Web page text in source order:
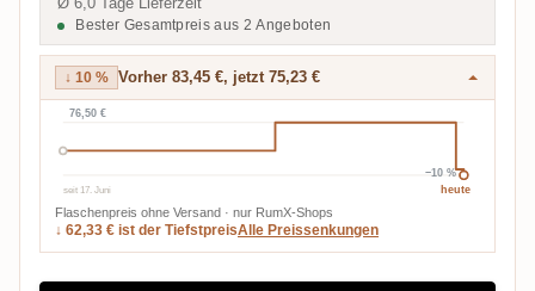
Bester Gesamtpreis aus 2 Angeboten
↓ 10 % Vorher 83,45 €, jetzt 75,23 €
−10 %
76,50 €
heute
seit 17. Juni
Flaschenpreis ohne Versand · nur RumX-Shops
↓ 62,33 € ist der TiefstpreisAlle Preissenkungen